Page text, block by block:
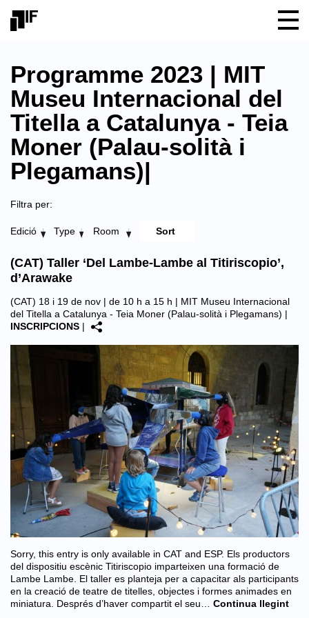
Programme 2023 | MIT
Museu Internacional del
Titella a Catalunya - Teia
Moner (Palau-solità i
Plegamans)|
Filtra per:
Edició Type Room
(CAT) Taller ‘Del Lambe-Lambe al Titiriscopio’,
d’Arawake
(CAT) 18 i 19 de nov | de 10 h a 15 h | MIT Museu Internacional
del Titella a Catalunya - Teia Moner (Palau-solità i Plegamans) |
INSCRIPCIONS |
Sorry, this entry is only available in CAT and ESP. Els productors
del dispositiu escènic Titiriscopio imparteixen una formació de
Lambe Lambe. El taller es planteja per a capacitar als participants
en la creació de teatre de titelles, objectes i formes animades en
miniatura. Després d’haver compartit el seu…
Continua llegint